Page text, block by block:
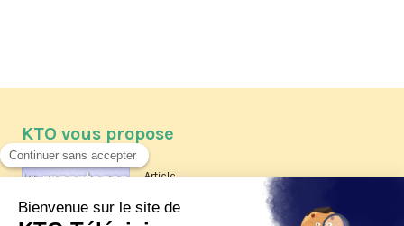
KTO vous propose
Article
Les reportages d'été 2026 de KTO